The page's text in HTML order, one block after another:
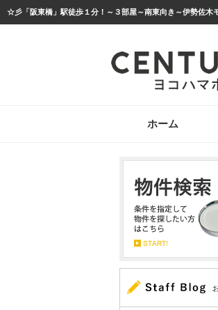
ホーム